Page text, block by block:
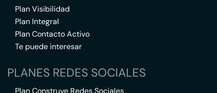
Plan Visibilidad
Plan Integral
Plan Contacto Activo
Te puede interesar
PLANES REDES SOCIALES
Plan Construye Redes Sociales